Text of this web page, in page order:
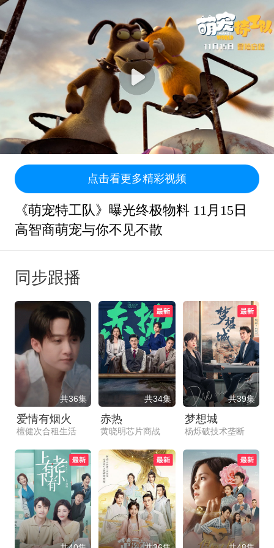
点击看更多精彩视频
《萌宠特工队》曝光终极物料 11月15日
高智商萌宠与你不见不散
同步跟播
共36集
爱情有烟火
檀健次合租生活
共34集
赤热
黄晓明芯片商战
共39集
梦想城
杨烁破技术垄断